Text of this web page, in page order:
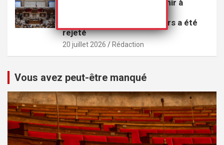
Le projet de loi visant à punir à
multirécidivistes de mineurs a été
rejeté
20 juillet 2026 Rédaction
Vous avez peut-être manqué